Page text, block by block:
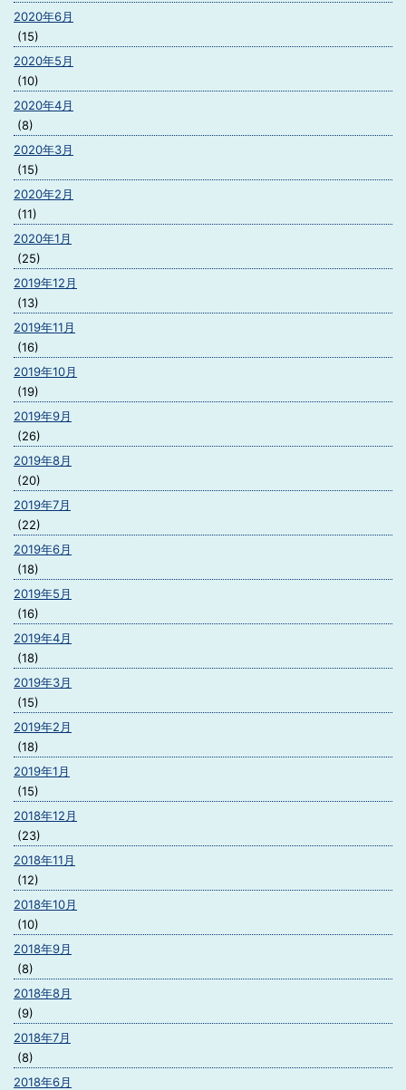
2020年6月
(15)
2020年5月
(10)
2020年4月
(8)
2020年3月
(15)
2020年2月
(11)
2020年1月
(25)
2019年12月
(13)
2019年11月
(16)
2019年10月
(19)
2019年9月
(26)
2019年8月
(20)
2019年7月
(22)
2019年6月
(18)
2019年5月
(16)
2019年4月
(18)
2019年3月
(15)
2019年2月
(18)
2019年1月
(15)
2018年12月
(23)
2018年11月
(12)
2018年10月
(10)
2018年9月
(8)
2018年8月
(9)
2018年7月
(8)
2018年6月